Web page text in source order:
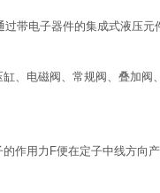
带电子器件的集成式液压
电磁阀、常规阀、叠加阀
作用力F便在定子中线方向